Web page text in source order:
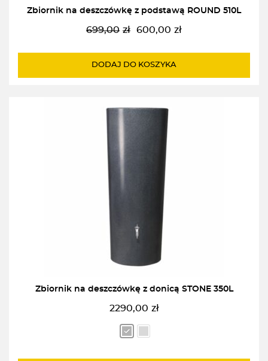
Zbiornik na deszczówkę z podstawą ROUND 510L
699,00 zł
Pierwotna
wynosiła:
600,00 zł
Aktualna
wynosi:
DODAJ DO KOSZYKA
Zbiornik na deszczówkę z donicą STONE 350L
2290,00 zł